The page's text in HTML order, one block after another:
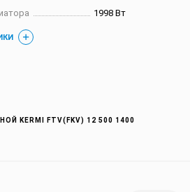
1998 Вт
KERMI FTV(FKV) 12 500 1400